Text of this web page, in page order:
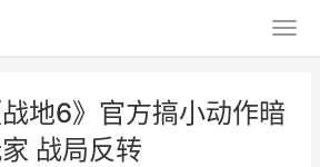
地6》官方搞小动作暗
战局反转